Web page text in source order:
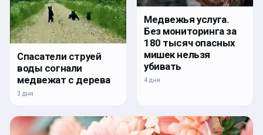
Спасатели струей
воды согнали
медвежат с дерева
3 дня
Медвежья услуга.
Без мониторинга за
180 тысяч опасных
мишек нельзя
убивать
4 дня